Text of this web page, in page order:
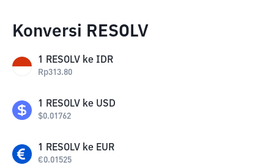
Konversi RESOLV
1 RESOLV ke IDR
Rp313.80
1 RESOLV ke USD
$0.01762
1 RESOLV ke EUR
€0.01525